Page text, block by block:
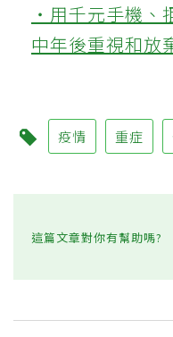
‧用千元手機、
中年後重視和放
疫情 重症
這篇文章對你有幫助嗎?